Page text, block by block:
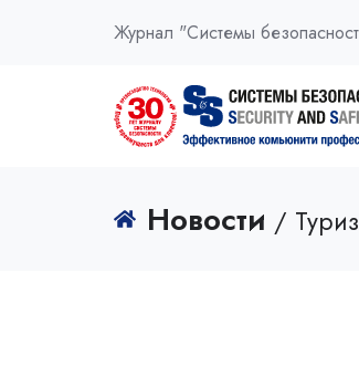
Журнал "Системы
Новости /